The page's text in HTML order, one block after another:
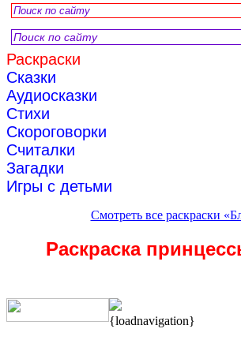
Раскраски
Сказки
Аудиосказки
Стихи
Скороговорки
Считалки
Загадки
Игры с детьми
Смотреть все раскраски
Раскраска
{loadnavigation}